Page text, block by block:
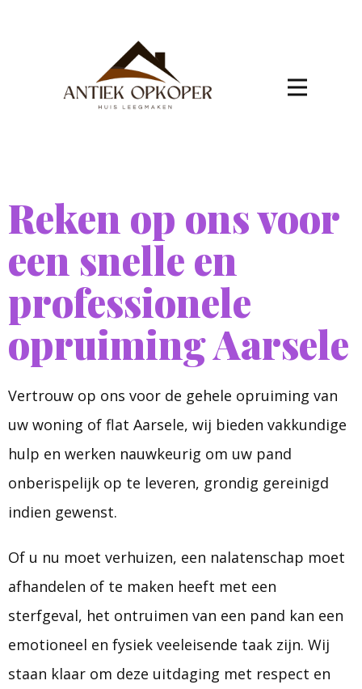
Reken op ons voor
een snelle en
professionele
opruiming Aarsele
Vertrouw op ons voor de gehele opruiming van
uw woning of flat Aarsele, wij bieden vakkundige
hulp en werken nauwkeurig om uw pand
onberispelijk op te leveren, grondig gereinigd
indien gewenst.
Of u nu moet verhuizen, een nalatenschap moet
afhandelen of te maken heeft met een
sterfgeval, het ontruimen van een pand kan een
emotioneel en fysiek veeleisende taak zijn. Wij
staan klaar om deze uitdaging met respect en